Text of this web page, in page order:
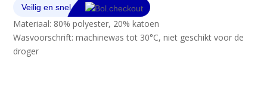
Materiaal: 80% polyester, 20% katoen
Wasvoorschrift: machinewas tot 30°C, niet geschikt voor de
droger